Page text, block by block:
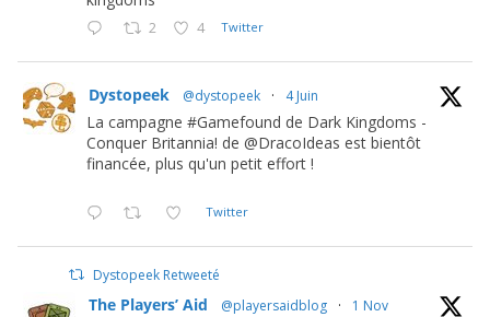
2 4 Twitter
Dystopeek @dystopeek · 4 Juin
La campagne #Gamefound de Dark Kingdoms -
Conquer Britannia! de @DracoIdeas est bientôt
financée, plus qu'un petit effort !
Twitter
Dystopeek Retweeté
The Players’ Aid @playersaidblog · 1 Nov